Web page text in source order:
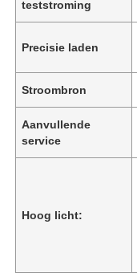
teststroming
Precisie laden
Stroombron
Aanvullende
service
Hoog licht: